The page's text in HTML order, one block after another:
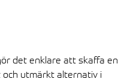
det enklare att skaffa en
och utmärkt alternativ i